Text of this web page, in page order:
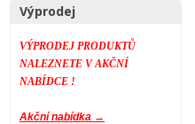
Výprodej
VÝPRODEJ PRODUKTŮ
NALEZNETE V AKČNÍ
NABÍDCE !
Akční nabídka →